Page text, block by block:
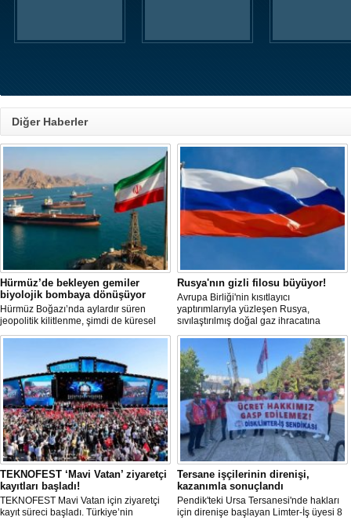
Diğer Haberler
Hürmüz’de bekleyen gemiler
biyolojik bombaya dönüşüyor
Hürmüz Boğazı’nda aylardır süren
jeopolitik kilitlenme, şimdi de küresel
ölçekte bir çevre felaketinin kapısını
hareketsiz bekleyen binden fazla gemi,
istilacı deniz canlıları için devasa bir
üreme merkezine dönüşmüş durumda.
Rusya'nın gizli filosu büyüyor!
Avrupa Birliği'nin kısıtlayıcı
yaptırımlarıyla yüzleşen Rusya,
sıvılaştırılmış doğal gaz ihracatına
devam edebilmek için gizli bir filo
geliştiriyor.
TEKNOFEST ‘Mavi Vatan’ ziyaretçi
kayıtları başladı!
TEKNOFEST Mavi Vatan için ziyaretçi
kayıt süreci başladı. Türkiye’nin
Tersane işçilerinin direnişi,
kazanımla sonuçlandı
Pendik'teki Ursa Tersanesi'nde hakları
için direnişe başlayan Limter-İş üyesi 8